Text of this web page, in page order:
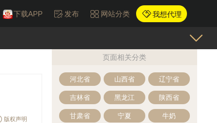
下载APP 发布 网站分类 我想代理
版权声明
页面相关分类
河北省 山西省 辽宁省
吉林省 黑龙江 陕西省
甘肃省 宁夏 牛奶